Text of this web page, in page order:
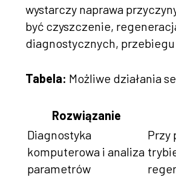
wystarczy naprawa
być czyszczenie,
diagnostycznych,
Tabela: Możliwe działania
Rozwiązanie
Diagnostyka
komputerowa i analiza
parametrów
Przy